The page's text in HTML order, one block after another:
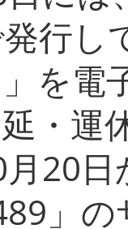
行し
を電
・運
20
」